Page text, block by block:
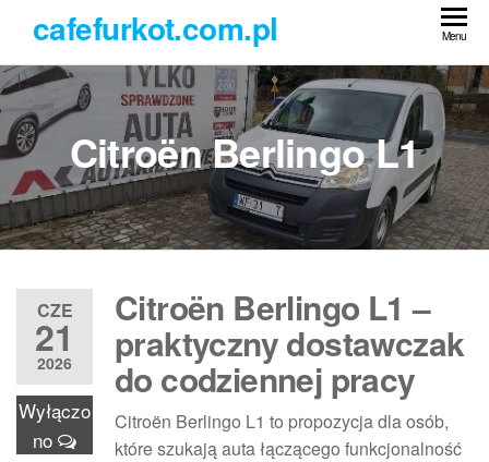
treści
cafefurkot.com.pl Menu
Citroën Berlingo L1
CZE
21
2026
Wyłączo
no
Citroën Berlingo L1 –
praktyczny dostawczak
do codziennej pracy
Citroën Berlingo L1 to propozycja dla osób,
które szukają auta łączącego funkcjonalność